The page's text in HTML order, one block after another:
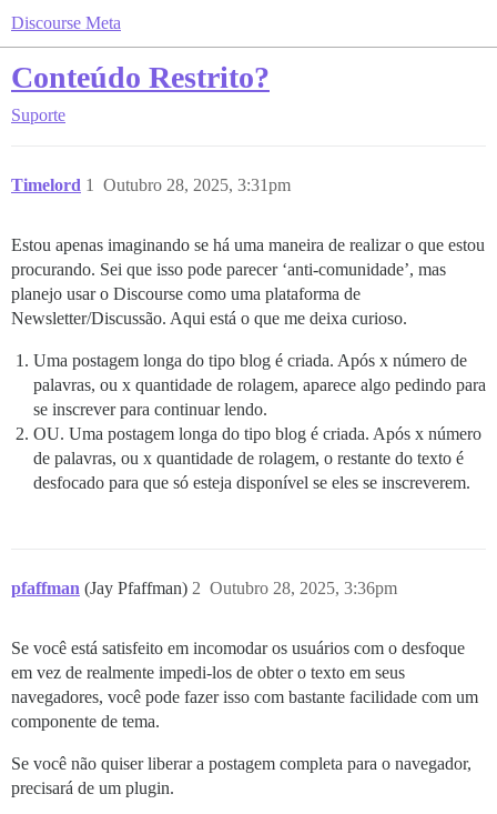
Discourse Meta
Conteúdo Restrito?
Suporte
Timelord Outubro 28, 2025, 3:31pm
1
Estou apenas imaginando se há uma maneira de realizar o que estou
procurando. Sei que isso pode parecer ‘anti-comunidade’, mas
planejo usar o Discourse como uma plataforma de
Newsletter/Discussão. Aqui está o que me deixa curioso.
Uma postagem longa do tipo blog é criada. Após x número de
palavras, ou x quantidade de rolagem, aparece algo pedindo para
se inscrever para continuar lendo.
OU. Uma postagem longa do tipo blog é criada. Após x número
de palavras, ou x quantidade de rolagem, o restante do texto é
desfocado para que só esteja disponível se eles se inscreverem.
pfaffman (Jay Pfaffman) Outubro 28, 2025, 3:36pm
2
Se você está satisfeito em incomodar os usuários com o desfoque
em vez de realmente impedi-los de obter o texto em seus
navegadores, você pode fazer isso com bastante facilidade com um
componente de tema.
Se você não quiser liberar a postagem completa para o navegador,
precisará de um plugin.